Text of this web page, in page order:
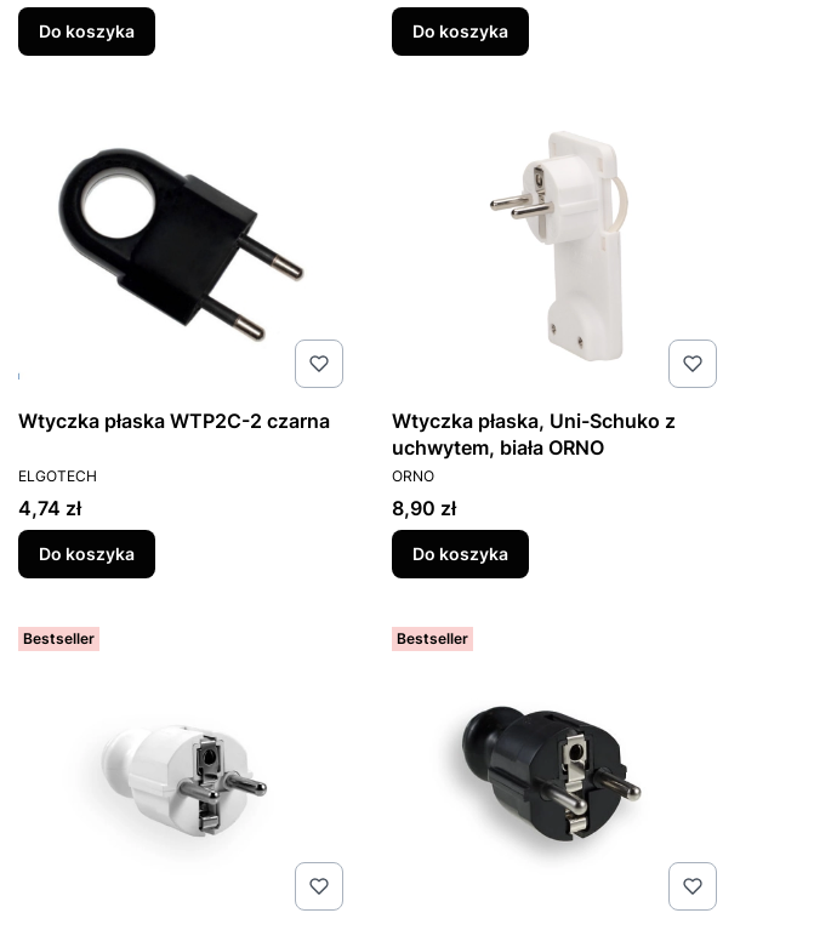
Do koszyka Do koszyka
Wtyczka płaska WTP2C-2 czarna
PRODUCENT
ELGOTECH
Cena
4,74 zł
Do koszyka
Wtyczka płaska, Uni-Schuko z
uchwytem, biała ORNO
PRODUCENT
ORNO
Cena
8,90 zł
Do koszyka
Bestseller Bestseller